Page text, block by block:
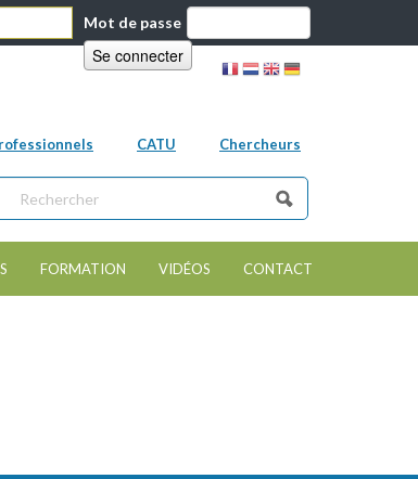
Mot de passe
CATU Chercheurs
FORMATION VIDÉOS CONTACT